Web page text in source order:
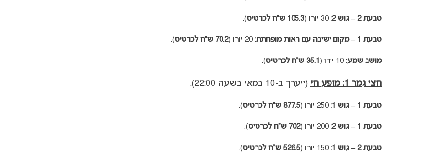
טבעת 2 – גוש 2: 105.3 ש”ח לכרטיס ).
טבעת 1 – מקום ישיבה עם ראות מופחתת: 70.2 ש”ח לכרטיס ).
מושב שמע: 35.1 ש”ח לכרטיס ).
חצי גמר 1: מופע חי (ייערך ב-10 במאי בשעה 22:00).
טבעת 1 – גוש 1: 877.5 ש”ח לכרטיס ).
טבעת 1 – גוש 2: 702 ש”ח לכרטיס ).
טבעת 2 – גוש 1: 526.5 ש”ח לכרטיס ).